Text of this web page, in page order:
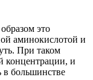
это
аминокислотой и
При таком
концентрации, и
в большинстве